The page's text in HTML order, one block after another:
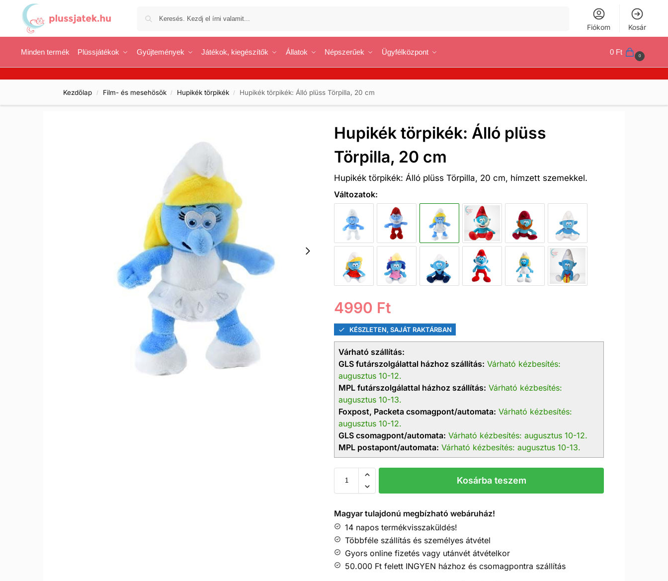
Fiókom Kosár
Minden termék Plüssjátékok Gyűjtemények Játékok, kiegészítők Állatok Népszerűek Ügyfélközpont 0 Ft 0
Kezdőlap / Film- és mesehösök / Hupikék törpikék / Hupikék törpikék: Álló plüss Törpilla, 20 cm
Hupikék törpikék: Álló plüss
Törpilla, 20 cm
Hupikék törpikék: Álló plüss Törpilla, 20 cm, hímzett szemekkel.
Változatok:
4990 Ft
KÉSZLETEN, SAJÁT RAKTÁRBAN
Várható szállítás:
GLS futárszolgálattal házhoz szállítás: Várható kézbesítés:
augusztus 10-12.
MPL futárszolgálattal házhoz szállítás: Várható kézbesítés:
augusztus 10-13.
Foxpost, Packeta csomagpont/automata: Várható kézbesítés:
augusztus 10-12.
GLS csomagpont/automata: Várható kézbesítés: augusztus 10-12.
MPL postapont/automata: Várható kézbesítés: augusztus 10-13.
Kosárba teszem
Magyar tulajdonú megbízható webáruház!
14 napos termékvisszaküldés!
Többféle szállítás és személyes átvétel
Gyors online fizetés vagy utánvét átvételkor
50.000 Ft felett INGYEN házhoz és csomagpontra szállítás